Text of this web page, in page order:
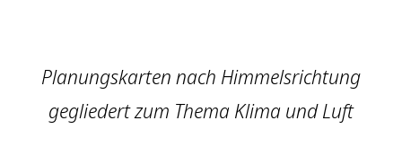
Planungskarten nach Himmelsrichtung
gegliedert zum Thema Klima und Luft